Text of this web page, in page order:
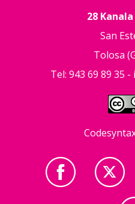
28
San
Tolosa
Tel: 943 69 89 35 -